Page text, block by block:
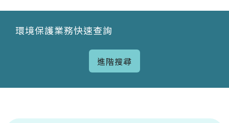
環境保護業務快速查詢
進階搜尋